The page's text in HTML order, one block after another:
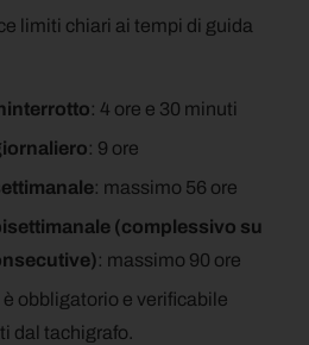
limiti chiari ai tempi di guida
: 4 ore e 30 minuti
: 9 ore
: massimo 56 ore
(complessivo su
: massimo 90 ore
obbligatorio e verificabile
dal tachigrafo.